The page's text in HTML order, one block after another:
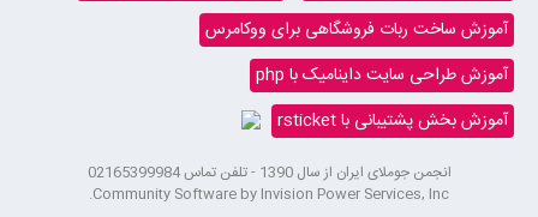
آموزش ساخت ربات فروشگاهی برای ووکامرس
آموزش طراحی سایت داینامیک با php
آموزش بخش پشتیبانی با rsticket
انجمن جوملای ایران از سال 1390 - تلفن تماس 02165399984
Community Software by Invision Power Services, Inc.